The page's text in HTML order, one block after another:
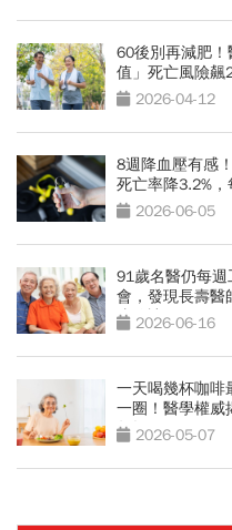
60後別再減肥
值」死亡風險飆
2026-04-12
8週降血壓有感
死亡率降3.2%，
2026-06-05
91歲名醫仍每
會，發現長壽醫
歲秘訣」
2026-06-16
一天喝幾杯咖啡
一圈！醫學權威
年輕2026-05-07